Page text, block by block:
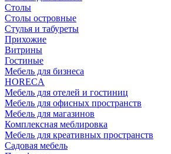
Столы
Столы островные
Стулья и табуреты
Прихожие
Витрины
Гостиные
Мебель для бизнеса
HORECA
Мебель для отелей и гостиниц
Мебель для офисных пространств
Мебель для магазинов
Комплексная меблировка
Мебель для креативных пространств
Садовая мебель